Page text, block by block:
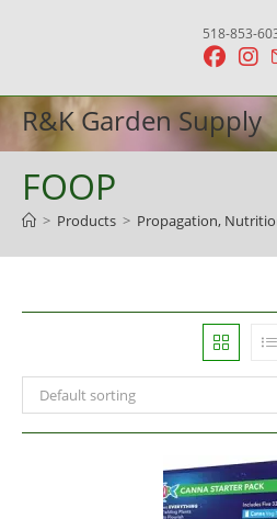
518-853-
R&K Garden Supply
FOOP
> Products > Propagation,
Default sorting